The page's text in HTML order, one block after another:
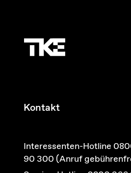
Kontakt
Interessenten-Hotline
90 300 (Anruf